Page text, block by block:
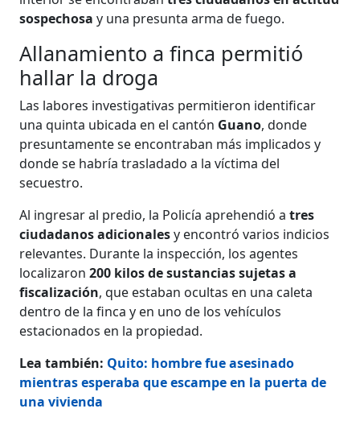
sospechosa y una presunta arma de fuego.
Allanamiento a finca permitió
hallar la droga
Las labores investigativas permitieron identificar
una quinta ubicada en el cantón Guano, donde
presuntamente se encontraban más implicados y
donde se habría trasladado a la víctima del
secuestro.
Al ingresar al predio, la Policía aprehendió atres
ciudadanos adicionalesy encontró varios indicios
relevantes. Durante la inspección, los agentes
localizaron200 kilos de sustancias sujetas a
fiscalización, que estaban ocultas en una caleta
dentro de la finca y en uno de los vehículos
estacionados en la propiedad.
Lea también: Quito: hombre fue asesinado
mientras esperaba que escampe en la puerta de
una vivienda